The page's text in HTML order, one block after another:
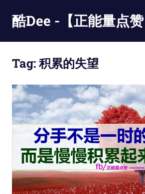
content
酷Dee -【正能量点赞
最
更
酷
Tag:积累的失望